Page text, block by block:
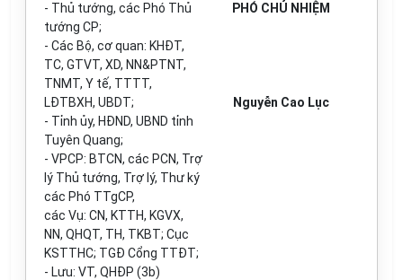
- Thủ tướng, các Phó Thủ
tướng CP;
- Các Bộ, cơ quan: KHĐT,
TC, GTVT, XD, NN&PTNT,
TNMT, Y tế, TTTT,
LĐTBXH, UBDT;
- Tỉnh ủy, HĐND, UBND tỉnh
Tuyên Quang;
- VPCP: BTCN, các PCN, Trợ
lý Thủ tướng, Trợ lý, Thư ký
các Phó TTgCP,
các Vụ: CN, KTTH, KGVX,
NN, QHQT, TH, TKBT; Cục
KSTTHC; TGĐ Cổng TTĐT;
- Lưu: VT, QHĐP (3b)
PHÓ CHỦ NHIỆM
Nguyễn Cao Lục